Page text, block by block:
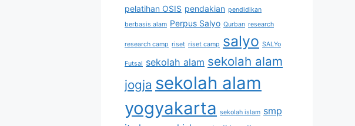
pelatihan OSIS pendakian pendidikan
berbasis alam Perpus Salyo Qurban research
research camp riset riset camp salyo SALYo
Futsal sekolah alam sekolah alam
jogja sekolah alam
yogyakarta sekolah islam smp